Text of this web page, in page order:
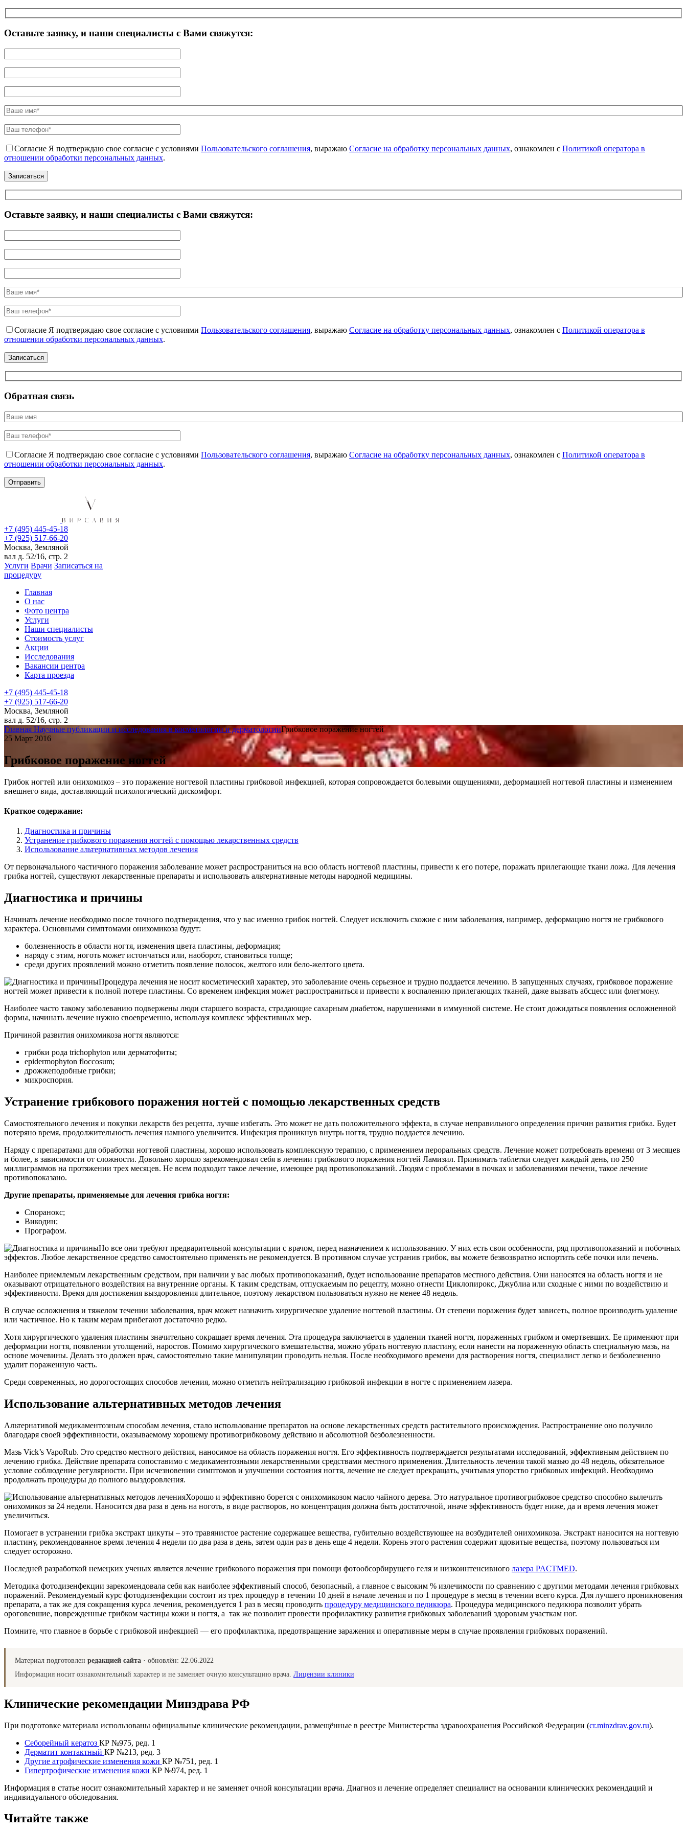
Оставьте заявку, и наши специалисты с Вами свяжутся:
Согласие Я подтверждаю свое согласие с условиями Пользовательского соглашения, выражаю Согласие на обработку персональных данных, ознакомлен с Политикой оператора в
отношении обработки персональных данных.
Оставьте заявку, и наши специалисты с Вами свяжутся:
Согласие Я подтверждаю свое согласие с условиями Пользовательского соглашения, выражаю Согласие на обработку персональных данных, ознакомлен с Политикой оператора в
отношении обработки персональных данных.
Обратная связь
Согласие Я подтверждаю свое согласие с условиями Пользовательского соглашения, выражаю Согласие на обработку персональных данных, ознакомлен с Политикой оператора в
отношении обработки персональных данных.
+7 (495) 445-45-18
+7 (925) 517-66-20
Москва, Земляной
вал д. 52/16, стр. 2
Услуги Врачи Записаться на
процедуру
Главная
О нас
Фото центра
Услуги
Наши специалисты
Стоимость услуг
Акции
Исследования
Вакансии центра
Карта проезда
+7 (495) 445-45-18
+7 (925) 517-66-20
Москва, Земляной
вал д. 52/16, стр. 2
Главная Научные публикации и исследования в косметологии и дерматологииГрибковое поражение ногтей
25 Март 2016
Грибковое поражение ногтей
Грибок ногтей или онихомикоз – это поражение ногтевой пластины грибковой инфекцией, которая сопровождается болевыми ощущениями, деформацией ногтевой пластины и изменением
внешнего вида, доставляющий психологический дискомфорт.
Краткое содержание:
Диагностика и причины
Устранение грибкового поражения ногтей с помощью лекарственных средств
Использование альтернативных методов лечения
От первоначального частичного поражения заболевание может распространиться на всю область ногтевой пластины, привести к его потере, поражать прилегающие ткани ложа. Для лечения
грибка ногтей, существуют лекарственные препараты и использовать альтернативные методы народной медицины.
Диагностика и причины
Начинать лечение необходимо после точного подтверждения, что у вас именно грибок ногтей. Следует исключить схожие с ним заболевания, например, деформацию ногтя не грибкового
характера. Основными симптомами онихомикоза будут:
болезненность в области ногтя, изменения цвета пластины, деформация;
наряду с этим, ноготь может истончаться или, наоборот, становиться толще;
среди других проявлений можно отметить появление полосок, желтого или бело-желтого цвета.
Процедура лечения не носит косметический характер, это заболевание очень серьезное и трудно поддается лечению. В запущенных случаях, грибковое поражение
ногтей может привести к полной потере пластины. Со временем инфекция может распространиться и привести к воспалению прилегающих тканей, даже вызвать абсцесс или флегмону.
Наиболее часто такому заболеванию подвержены люди старшего возраста, страдающие сахарным диабетом, нарушениями в иммунной системе. Не стоит дожидаться появления осложненной
формы, начинать лечение нужно своевременно, используя комплекс эффективных мер.
Причиной развития онихомикоза ногтя являются:
грибки рода trichophyton или дерматофиты;
epidermophyton floccosum;
дрожжеподобные грибки;
микроспория.
Устранение грибкового поражения ногтей с помощью лекарственных средств
Самостоятельного лечения и покупки лекарств без рецепта, лучше избегать. Это может не дать положительного эффекта, в случае неправильного определения причин развития грибка. Будет
потеряно время, продолжительность лечения намного увеличится. Инфекция проникнув внутрь ногтя, трудно поддается лечению.
Наряду с препаратами для обработки ногтевой пластины, хорошо использовать комплексную терапию, с применением пероральных средств. Лечение может потребовать времени от 3 месяцев
и более, в зависимости от сложности. Довольно хорошо зарекомендовал себя в лечении грибкового поражения ногтей Ламизил. Принимать таблетки следует каждый день, по 250
миллиграммов на протяжении трех месяцев. Не всем подходит такое лечение, имеющее ряд противопоказаний. Людям с проблемами в почках и заболеваниями печени, такое лечение
противопоказано.
Другие препараты, применяемые для лечения грибка ногтя:
Споранокс;
Викодин;
Прографом.
Но все они требуют предварительной консультации с врачом, перед назначением к использованию. У них есть свои особенности, ряд противопоказаний и побочных
эффектов. Любое лекарственное средство самостоятельно применять не рекомендуется. В противном случае устранив грибок, вы можете безвозвратно испортить себе почки или печень.
Наиболее приемлемым лекарственным средством, при наличии у вас любых противопоказаний, будет использование препаратов местного действия. Они наносятся на область ногтя и не
оказывают отрицательного воздействия на внутренние органы. К таким средствам, отпускаемым по рецепту, можно отнести Циклопирокс, Джублиа или сходные с ними по воздействию и
эффективности. Время для достижения выздоровления длительное, поэтому лекарством пользоваться нужно не менее 48 недель.
В случае осложнения и тяжелом течении заболевания, врач может назначить хирургическое удаление ногтевой пластины. От степени поражения будет зависеть, полное производить удаление
или частичное. Но к таким мерам прибегают достаточно редко.
Хотя хирургического удаления пластины значительно сокращает время лечения. Эта процедура заключается в удалении тканей ногтя, пораженных грибком и омертвевших. Ее применяют при
деформации ногтя, появлении утолщений, наростов. Помимо хирургического вмешательства, можно убрать ногтевую пластину, если нанести на пораженную область специальную мазь, на
основе мочевины. Делать это должен врач, самостоятельно такие манипуляции проводить нельзя. После необходимого времени для растворения ногтя, специалист легко и безболезненно
удалит пораженную часть.
Среди современных, но дорогостоящих способов лечения, можно отметить нейтрализацию грибковой инфекции в ногте с применением лазера.
Использование альтернативных методов лечения
Альтернативой медикаментозным способам лечения, стало использование препаратов на основе лекарственных средств растительного происхождения. Распространение оно получило
благодаря своей эффективности, оказываемому хорошему противогрибковому действию и абсолютной безболезненности.
Мазь Vick’s VapoRub. Это средство местного действия, наносимое на область поражения ногтя. Его эффективность подтверждается результатами исследований, эффективным действием по
лечению грибка. Действие препарата сопоставимо с медикаментозными лекарственными средствами местного применения. Длительность лечения такой мазью до 48 недель, обязательное
условие соблюдение регулярности. При исчезновении симптомов и улучшении состояния ногтя, лечение не следует прекращать, учитывая упорство грибковых инфекций. Необходимо
продолжать процедуры до полного выздоровления.
Хорошо и эффективно борется с онихомикозом масло чайного дерева. Это натуральное противогрибковое средство способно вылечить
онихомикоз за 24 недели. Наносится два раза в день на ноготь, в виде растворов, но концентрация должна быть достаточной, иначе эффективность будет ниже, да и время лечения может
увеличиться.
Помогает в устранении грибка экстракт цикуты – это травянистое растение содержащее вещества, губительно воздействующее на возбудителей онихомикоза. Экстракт наносится на ногтевую
пластину, рекомендованное время лечения 4 недели по два раза в день, затем один раз в день еще 4 недели. Корень этого растения содержит ядовитые вещества, поэтому пользоваться им
следует осторожно.
Последней разработкой немецких ученых является лечение грибкового поражения при помощи фотообсорбирущего геля и низкоинтенсивного лазера PACTMED.
Методика фотодизенфекции зарекомендовала себя как наиболее эффективный способ, безопасный, а главное с высоким % излечимости по сравнению с другими методами лечения грибковых
поражений. Рекомендуемый курс фотодизенфекции состоит из трех процедур в течении 10 дней в начале лечения и по 1 процедуре в месяц в течении всего курса. Для лучшего проникновения
препарата, а так же для сокращения курса лечения, рекомендуется 1 раз в месяц проводить процедуру медицинского педикюра. Процедура медицинского педикюра позволит убрать
ороговевшие, поврежденные грибком частицы кожи и ногтя, а так же позволит провести профилактику развития грибковых заболеваний здоровым участкам ног.
Помните, что главное в борьбе с грибковой инфекцией — его профилактика, предотвращение заражения и оперативные меры в случае проявления грибковых поражений.
Материал подготовлен редакцией сайта · обновлён: 22.06.2022
Информация носит ознакомительный характер и не заменяет очную консультацию врача. Лицензии клиники
Клинические рекомендации Минздрава РФ
При подготовке материала использованы официальные клинические рекомендации, размещённые в реестре Министерства здравоохранения Российской Федерации (cr.minzdrav.gov.ru).
Себорейный кератоз КР №975, ред. 1
Дерматит контактный КР №213, ред. 3
Другие атрофические изменения кожи КР №751, ред. 1
Гипертрофические изменения кожи КР №974, ред. 1
Информация в статье носит ознакомительный характер и не заменяет очной консультации врача. Диагноз и лечение определяет специалист на основании клинических рекомендаций и
индивидуального обследования.
Читайте также